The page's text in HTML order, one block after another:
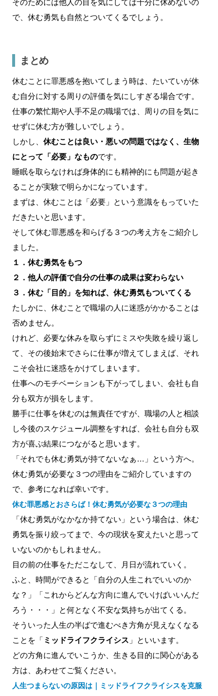
そのためには他人の目を気にしては十分に休めないの
で、休む勇気も自然とついてくるでしょう。
まとめ
休むことに罪悪感を抱いてしまう時は、たいていが休
む自分に対する周りの評価を気にしすぎる場合です。
仕事の繁忙期や人手不足の職場では、周りの目を気に
せずに休む方が難しいでしょう。
しかし、 休むことは良い・悪いの問題ではなく、生物
にとって「必要」なものです。
睡眠を取らなければ身体的にも精神的にも問題が起き
ることが実験で明らかになっています。
まずは、休むことは「必要」という意識をもっていた
だきたいと思います。
そして休む罪悪感を和らげる３つの考え方をご紹介し
ました。
１．休む勇気をもつ
２．他人の評価で自分の仕事の成果は変わらない
３．休む「目的」を知れば、休む勇気もついてくる
たしかに、休むことで職場の人に迷惑がかかることは
否めません。
けれど、必要な休みを取らずにミスや失敗を繰り返し
て、その後始末でさらに仕事が増えてしまえば、それ
こそ会社に迷惑をかけてしまいます。
仕事へのモチベーションも下がってしまい、会社も自
分も双方が損をします。
勝手に仕事を休むのは無責任ですが、職場の人と相談
し今後のスケジュール調整をすれば、会社も自分も双
方が喜ぶ結果につながると思います。
「それでも休む勇気が持てないなぁ…」という方へ。
休む勇気が必要な３つの理由をご紹介していますの
で、参考になれば幸いです。
休む罪悪感とおさらば！休む勇気が必要な３つの理由
「休む勇気がなかなか持てない」という場合は、休む
勇気を振り絞ってまで、今の現状を変えたいと思って
いないのかもしれません。
目の前の仕事をただこなして、月日が流れていく。
ふと、時間ができると「自分の人生これでいいのか
な？」「これからどんな方向に進んでいけばいいんだ
ろう・・・」と何となく不安な気持ちが出てくる。
そういった人生の半ばで進むべき方角が見えなくなる
ことを「 ミッドライフクライシス 」といいます。
どの方角に進んでいこうか、生きる目的に関心がある
方は、あわせてご覧ください。
人生つまらないの原因は｜ミッドライフクライシスを克服